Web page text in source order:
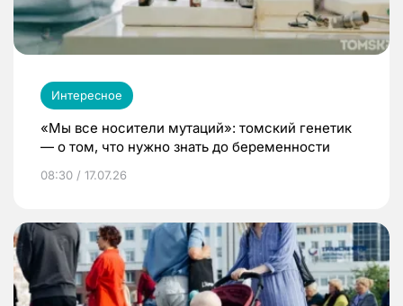
Интересное
«Мы все носители мутаций»: томский генетик
— о том, что нужно знать до беременности
08:30 / 17.07.26